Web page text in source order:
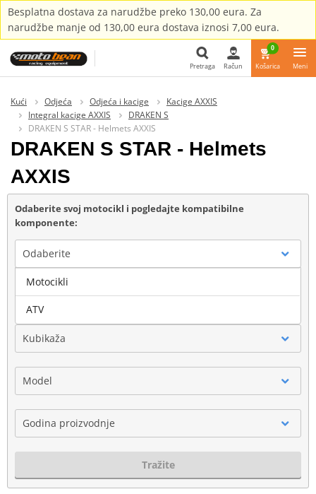
Besplatna dostava za narudžbe preko 130,00 eura. Za
narudžbe manje od 130,00 eura dostava iznosi 7,00 eura.
Pretraga Račun
0
Košarica Meni
Kući Odjeća Odjeća i kacige
Kacige AXXIS
Integral kacige AXXIS
DRAKEN S
DRAKEN S STAR - Helmets AXXIS
DRAKEN S STAR - Helmets
AXXIS
Odaberite svoj motocikl i pogledajte kompatibilne
komponente:
Odaberite
Marka
Kubikaža
Model
Godina proizvodnje
Tražite
Motocikli
ATV